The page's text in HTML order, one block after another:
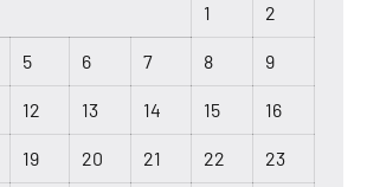
1 2
5 6 7 8 9
12 13 14 15 16
19 20 21 22 23